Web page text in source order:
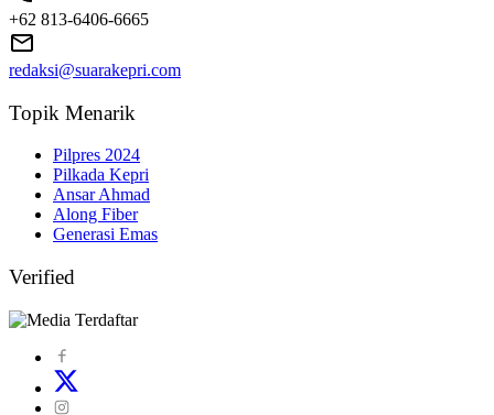
+62 813-6406-6665
redaksi@suarakepri.com
Topik Menarik
Pilpres 2024
Pilkada Kepri
Ansar Ahmad
Along Fiber
Generasi Emas
Verified